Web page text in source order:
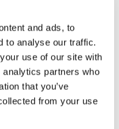
and ads, to
to analyse our traffic.
use of our site with
partners who
that you’ve
from your use
desde los mismos
Bredolab.
la víctima una larga serie